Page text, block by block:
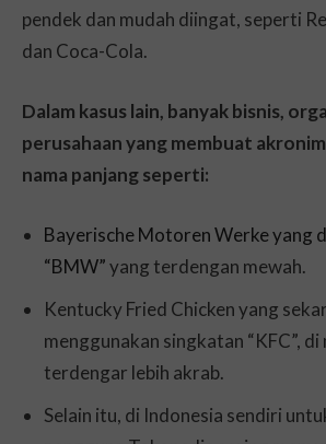
pendek dan mudah diingat, seperti
dan Coca-Cola.
Dalam kasus lain, banyak bisnis,
perusahaan yang membuat
nama panjang seperti:
Bayerische Motoren Werke yang
“BMW”yang terdengan mewah.
Kentucky Fried Chicken yang
menggunakan singkatan “KFC”, di
terdengar lebih akrab.
Selain itu, di Indonesia sendiri